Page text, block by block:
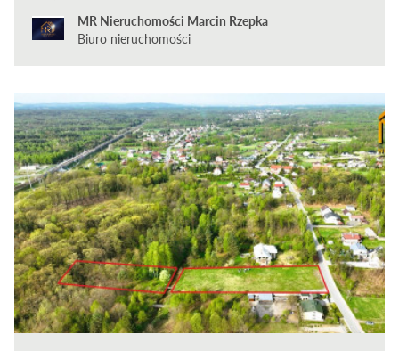
MR Nieruchomości Marcin Rzepka
Biuro nieruchomości